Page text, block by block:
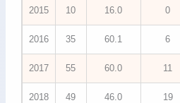
2015 10 16.0 0
2016 35 60.1 6
2017 55 60.0 11
2018 49 46.0 19